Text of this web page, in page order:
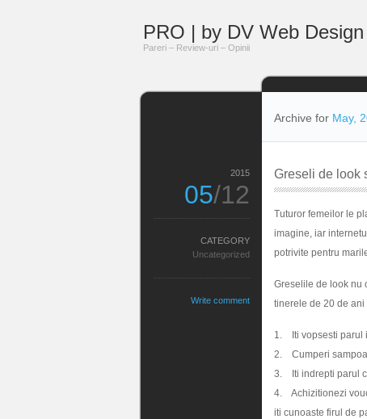
PRO | by DV Web Design
Pareri – Review-uri – Opinii
Archive for May,
Greseli de look
Tuturor femeilor le
imagine, iar
potrivite pentru
Greselile de look nu
tinerele de 20 de ani
1. Iti vopsesti parul
2. Cumperi
3. Iti indrepti parul
4. Achizitionezi
iti cunoaste firul de
2015
05/12
CATEGORY
Uncategorized
Write comment